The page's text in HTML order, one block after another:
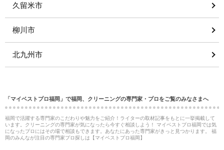
久留米市
柳川市
北九州市
「マイベストプロ福岡」で福岡、クリーニングの専門家・プロをご覧のみなさまへ
福岡で活躍する専門家のこだわりや魅力をご紹介！ライターの取材記事をもとに一挙掲載して
います。クリーニングの専門家が気になったら今すぐ相談しよう！ マイベストプロ福岡では気
になったプロにはその場で相談もできます。あなたにあった専門家がきっと見つかります。 福
岡のみんなが注目の専門家プロ探しは【マイベストプロ福岡】